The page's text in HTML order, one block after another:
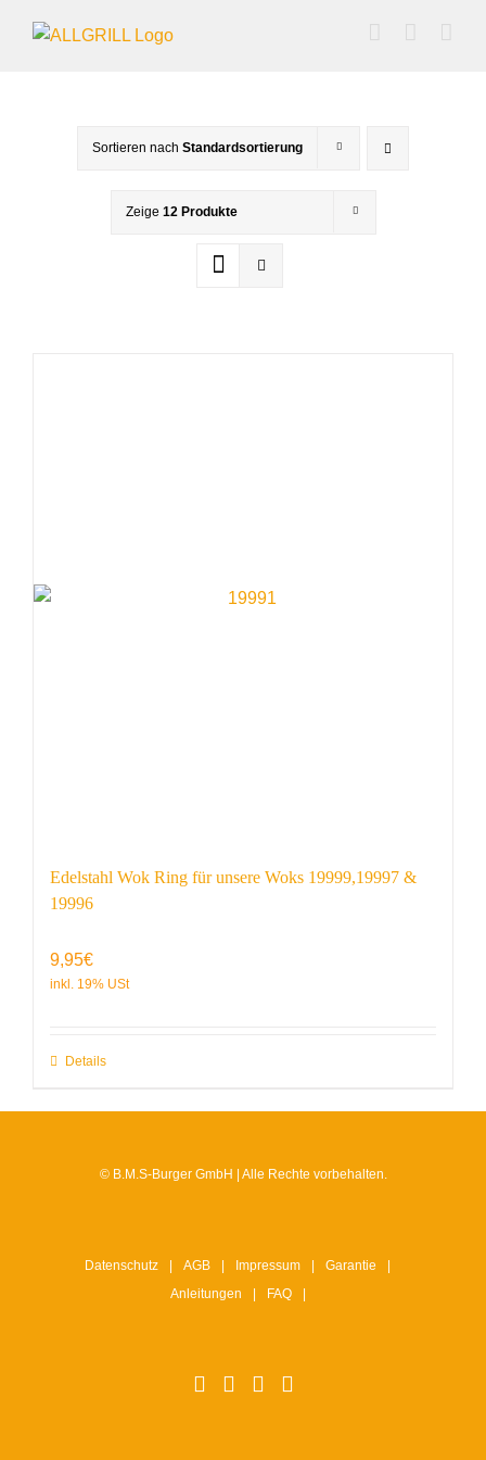
Inhalt
Sortieren nach Standardsortierung
Zeige 12 Produkte
Edelstahl Wok Ring für unsere Woks 19999,19997 &
19996
9,95€
Details
© B.M.S-Burger GmbH | Alle Rechte vorbehalten.
Datenschutz AGB Impressum
Garantie
Anleitungen
FAQ